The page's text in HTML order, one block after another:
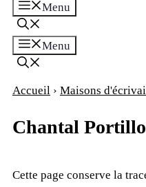
Menu
Menu
Accueil › Maisons
Chantal Portillo
Cette page conserve la